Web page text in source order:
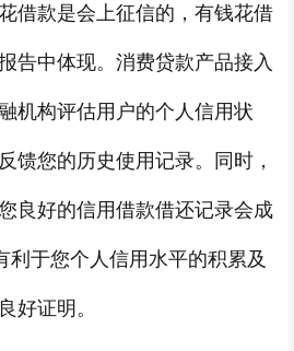
借款是会上征信的，有钱花借
告中体现。消费贷款产品接入
机构评估用户的个人信用状
馈您的历史使用记录。同时，
良好的信用借款借还记录会成
利于您个人信用水平的积累及
好证明。